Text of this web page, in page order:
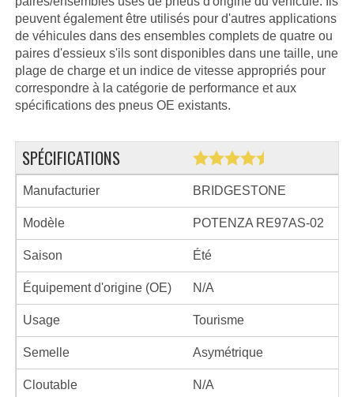
peuvent également être utilisés pour d'autres applications
de véhicules dans des ensembles complets de quatre ou
paires d'essieux s'ils sont disponibles dans une taille, une
plage de charge et un indice de vitesse appropriés pour
correspondre à la catégorie de performance et aux
spécifications des pneus OE existants.
SPÉCIFICATIONS
Manufacturier BRIDGESTONE
Modèle POTENZA RE97AS-02
Saison Été
Équipement d'origine (OE) N/A
Usage Tourisme
Semelle Asymétrique
Cloutable N/A